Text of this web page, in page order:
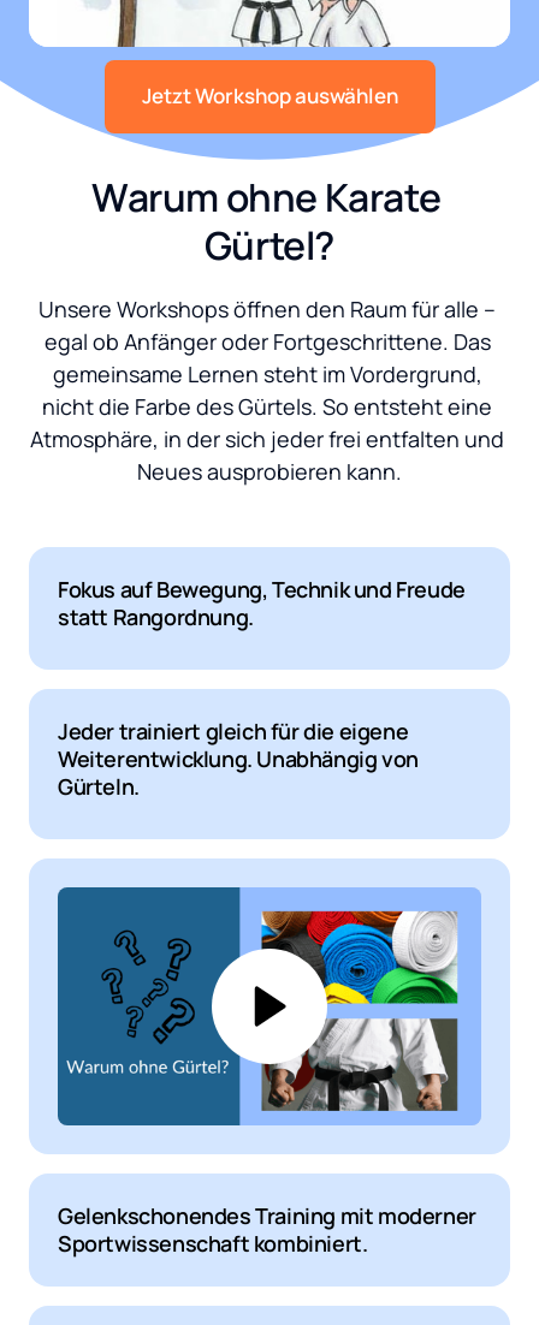
Jetzt Workshop auswählen
Warum ohne Karate
Gürtel?
Unsere Workshops öffnen den Raum für alle –
egal ob Anfänger oder Fortgeschrittene. Das
gemeinsame Lernen steht im Vordergrund,
nicht die Farbe des Gürtels. So entsteht eine
Atmosphäre, in der sich jeder frei entfalten und
Neues ausprobieren kann.
Fokus auf Bewegung, Technik und Freude
statt Rangordnung.
Jeder trainiert gleich für die eigene
Weiterentwicklung. Unabhängig von
Gürteln.
Gelenkschonendes Training mit moderner
Sportwissenschaft kombiniert.